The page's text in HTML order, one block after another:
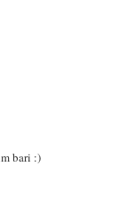
bari :)